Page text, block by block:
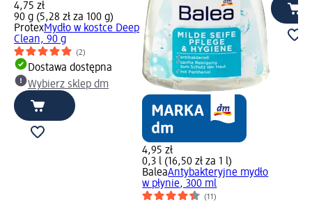
4,75 zł
90 g (5,28 zł za 100 g)
ProtexMydło w kostce Deep
Clean, 90 g
(2)
Dostawa dostępna
Wybierz sklep dm
4,95 zł
0,3 l (16,50 zł za 1 l)
BaleaAntybakteryjne mydło
w płynie, 300 ml
(11)